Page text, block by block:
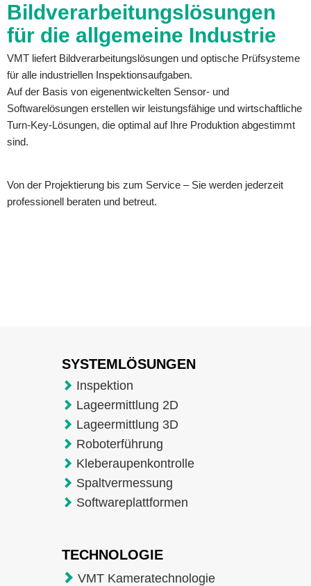
Bildverarbeitungslösungen
für die allgemeine Industrie
VMT liefert Bildverarbeitungslösungen und optische Prüfsysteme
für alle industriellen Inspektionsaufgaben.
Auf der Basis von eigenentwickelten Sensor- und
Softwarelösungen erstellen wir leistungsfähige und wirtschaftliche
Turn-Key-Lösungen, die optimal auf Ihre Produktion abgestimmt
sind.
Von der Projektierung bis zum Service – Sie werden jederzeit
professionell beraten und betreut.
SYSTEMLÖSUNGEN
Inspektion
Lageermittlung 2D
Lageermittlung 3D
Roboterführung
Kleberaupenkontrolle
Spaltvermessung
Softwareplattformen
TECHNOLOGIE
VMT Kameratechnologie